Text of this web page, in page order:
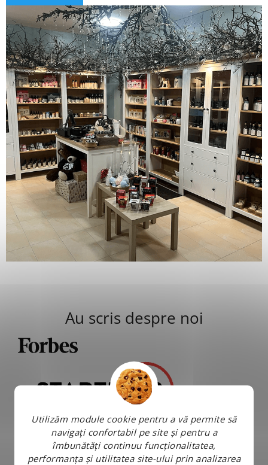
Utilizăm module cookie pentru a vă permite să
navigați confortabil pe site și pentru a
îmbunătăți continuu funcționalitatea,
performanța și utilitatea site-ului prin analizarea
Au scris despre noi